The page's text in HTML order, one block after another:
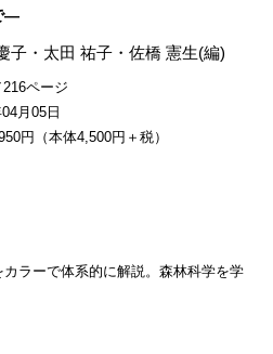
―
子 ・ 太田 祐子 ・佐橋 憲生(編)
ページ
月05日
円（本体4,500円＋税）
ラーで体系的に解説。森林科学を学